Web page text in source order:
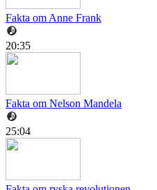
Fakta om Anne Frank
20:35
Fakta om Nelson Mandela
25:04